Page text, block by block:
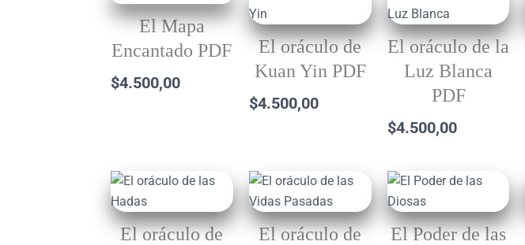
El Mapa
Encantado PDF
$4.500,00
El oráculo de
Kuan Yin PDF
$4.500,00
El oráculo de la
Luz Blanca
PDF
$4.500,00
El oráculo de
El oráculo de
El Poder de las